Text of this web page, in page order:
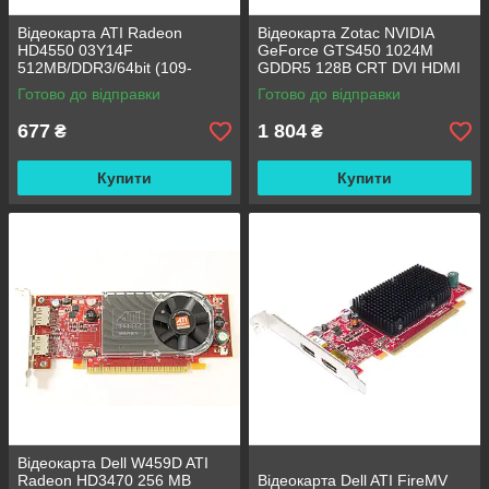
Відеокарта ATI Radeon
HD4550 03Y14F
512MB/DDR3/64bit (109-
B94741-A00) PCI-E БВ
Готово до відправки
677 ₴
Купити
Відеокарта Zotac NVIDIA
GeForce GTS450 1024M
GDDR5 128B CRT DVI HDMI
DP (288-2N184-201ZT) PCI-E
БВ
Готово до відправки
1 804 ₴
Купити
Відеокарта Dell W459D ATI
Radeon HD3470 256 MB
Відеокарта Dell ATI FireMV